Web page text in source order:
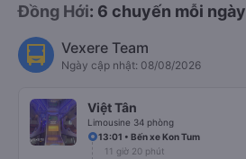
Đồng Hới: 6 chuyến mỗi ngày
Vexere Team
Ngày cập nhật: 08/08/2026
Việt Tân
Limousine 34 phòng
13:01 • Bến xe Kon Tum
11 giờ 20 phút